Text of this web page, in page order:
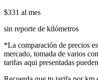
$331 al mes
sin reporte de kilómetros
*La comparación de precios
mercado, tomada de varios
tarifas aqui presentadas